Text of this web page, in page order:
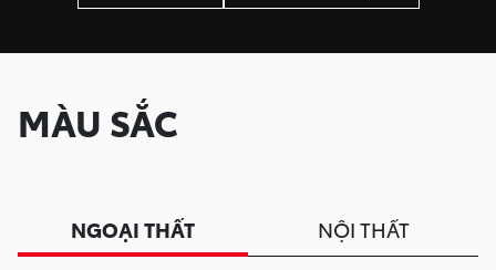
MÀU SẮC
NGOẠI THẤT NỘI THẤT